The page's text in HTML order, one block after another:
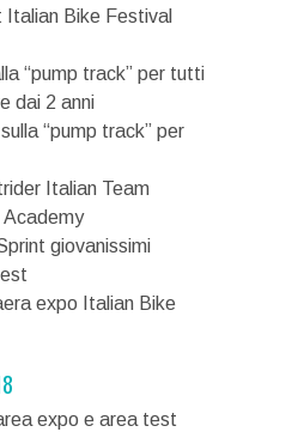
Bike Festival
“pump track” per tutti
dai 2 anni
“pump track” per
Italian Team
giovanissimi
expo Italian Bike
expo e area test